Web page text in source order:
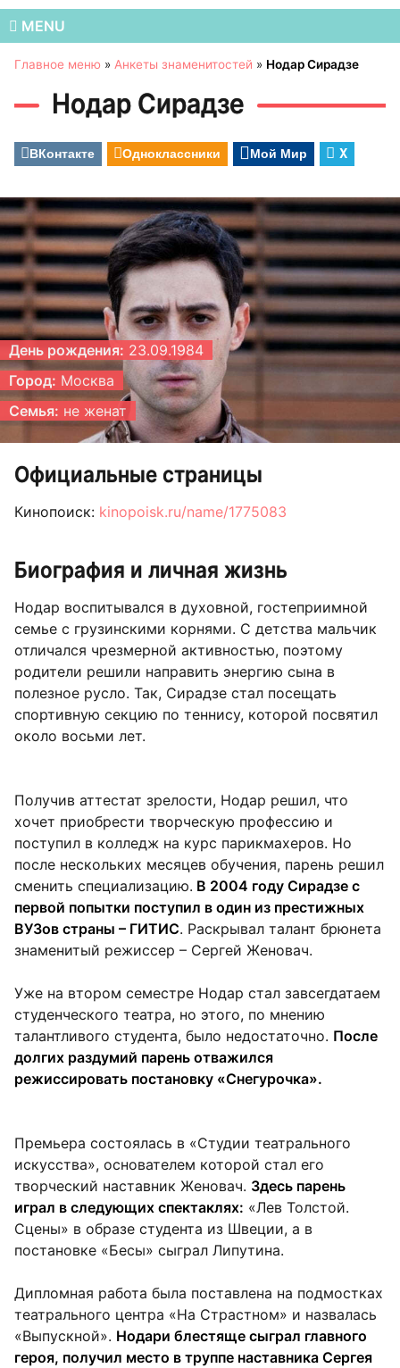
MENU
Главное меню » Анкеты знаменитостей » Нодар Сирадзе
Нодар Сирадзе
ВКонтакте Одноклассники Мой Мир X
День рождения: 23.09.1984
Город: Москва
Семья: не женат
Официальные страницы
Кинопоиск: kinopoisk.ru/name/1775083
Биография и личная жизнь
Нодар воспитывался в духовной, гостеприимной
семье с грузинскими корнями. С детства мальчик
отличался чрезмерной активностью, поэтому
родители решили направить энергию сына в
полезное русло. Так, Сирадзе стал посещать
спортивную секцию по теннису, которой посвятил
около восьми лет.
Получив аттестат зрелости, Нодар решил, что
хочет приобрести творческую профессию и
поступил в колледж на курс парикмахеров. Но
после нескольких месяцев обучения, парень решил
сменить специализацию. В 2004 году Сирадзе с
первой попытки поступил в один из престижных
ВУЗов страны – ГИТИС. Раскрывал талант брюнета
знаменитый режиссер – Сергей Женовач.
Уже на втором семестре Нодар стал завсегдатаем
студенческого театра, но этого, по мнению
талантливого студента, было недостаточно. После
долгих раздумий парень отважился
режиссировать постановку «Снегурочка».
Премьера состоялась в «Студии театрального
искусства», основателем которой стал его
творческий наставник Женовач. Здесь парень
играл в следующих спектаклях: «Лев Толстой.
Сцены» в образе студента из Швеции, а в
постановке «Бесы» сыграл Липутина.
Дипломная работа была поставлена на подмостках
театрального центра «На Страстном» и назвалась
«Выпускной». Нодари блестяще сыграл главного
героя, получил место в труппе наставника Сергея